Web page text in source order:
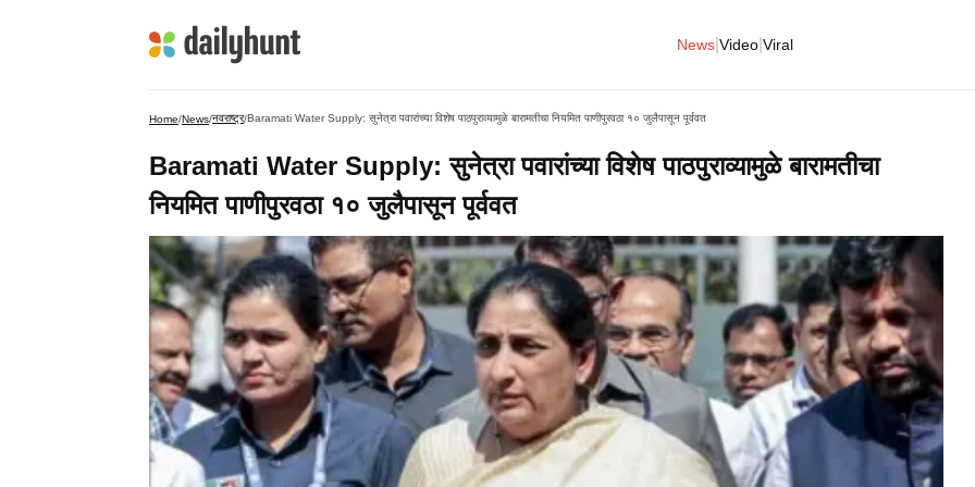
News Video Viral
Home/News/नवराष्ट्र/Baramati Water Supply: सुनेत्रा पवारांच्या विशेष पाठपुराव्यामुळे बारामतीचा नियमित पाणीपुरवठा १० जुलैपासून पूर्ववत
Baramati Water Supply: सुनेत्रा पवारांच्या विशेष पाठपुराव्यामुळे बारामतीचा
नियमित पाणीपुरवठा १० जुलैपासून पूर्ववत